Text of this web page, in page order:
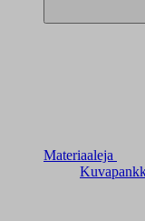
Materiaaleja